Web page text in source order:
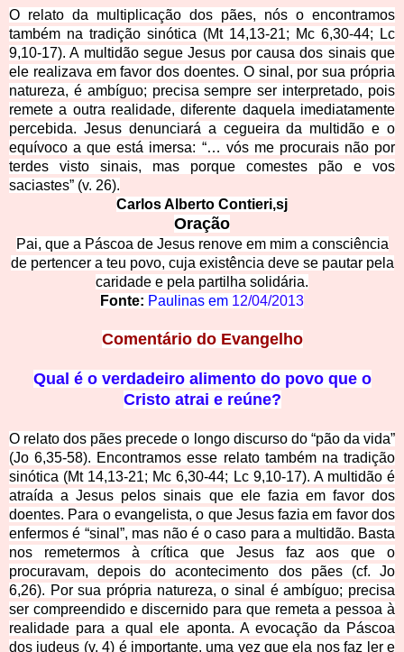
O relato da multiplicação dos pães, nós o encontramos
também na tradição sinótica (Mt 14,13-21; Mc 6,30-44; Lc
9,10-17). A multidão segue Jesus por causa dos sinais que
ele realizava em favor dos doentes. O sinal, por sua própria
natureza, é ambíguo; precisa sempre ser interpretado, pois
remete a outra realidade, diferente daquela imediatamente
percebida. Jesus denunciará a cegueira da multidão e o
equívoco a que está imersa: “… vós me procurais não por
terdes visto sinais, mas porque comestes pão e vos
saciastes” (v. 26).
Carlos Alberto Contieri,sj
Oração
Pai, que a Páscoa de Jesus renove em mim a consciência
de pertencer a teu povo, cuja existência deve se pautar pela
caridade e pela partilha solidária.
Fonte: Paulinas em 12/04/2013
Comentário do Evangelho
Qual é o verdadeiro alimento do povo que o
Cristo atrai e reúne?
O relato dos pães precede o longo discurso do “pão da vida”
(Jo 6,35-58). Encontramos esse relato também na tradição
sinótica (Mt 14,13-21; Mc 6,30-44; Lc 9,10-17). A multidão é
atraída a Jesus pelos sinais que ele fazia em favor dos
doentes. Para o evangelista, o que Jesus fazia em favor dos
enfermos é “sinal”, mas não é o caso para a multidão. Basta
nos remetermos à crítica que Jesus faz aos que o
procuravam, depois do acontecimento dos pães (cf. Jo
6,26). Por sua própria natureza, o sinal é ambíguo; precisa
ser compreendido e discernido para que remeta a pessoa à
realidade para a qual ele aponta. A evocação da Páscoa
dos judeus (v. 4) é importante, uma vez que ela nos faz ler e